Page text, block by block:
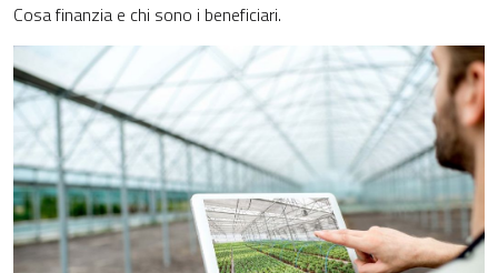
Cosa finanzia e chi sono i beneficiari.